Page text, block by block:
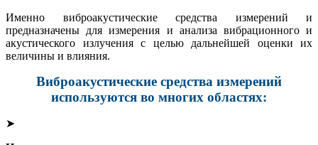
Именно виброакустические средства измерений и
предназначены для измерения и анализа вибрационного и
акустического излучения с целью дальнейшей оценки их
величины и влияния.
Виброакустические средства измерений
используются во многих областях:
➤